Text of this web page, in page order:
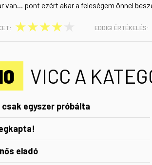
van... pont ezért akar a feleségem önnel
★
★
★
★ EDDIGI ÉRTÉKELÉS:
VICC A
egyszer próbálta
eladó